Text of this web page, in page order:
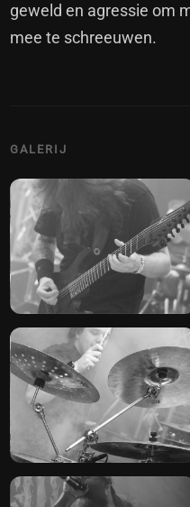
geweld en agressie om
mee te schreeuwen.
GALERIJ